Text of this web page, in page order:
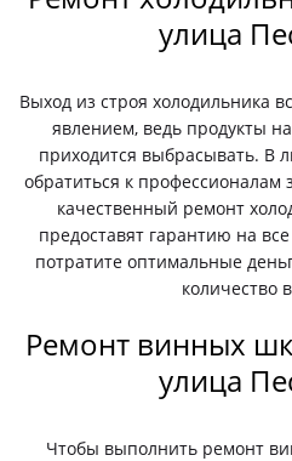
улица
Выход из строя холодильника
явлением, ведь продукты
приходится выбрасывать. В
обратиться к
качественный ремонт
предоставят гарантию на
потратите оптимальные
количество
Ремонт винных
улица
Чтобы выполнить ремонт